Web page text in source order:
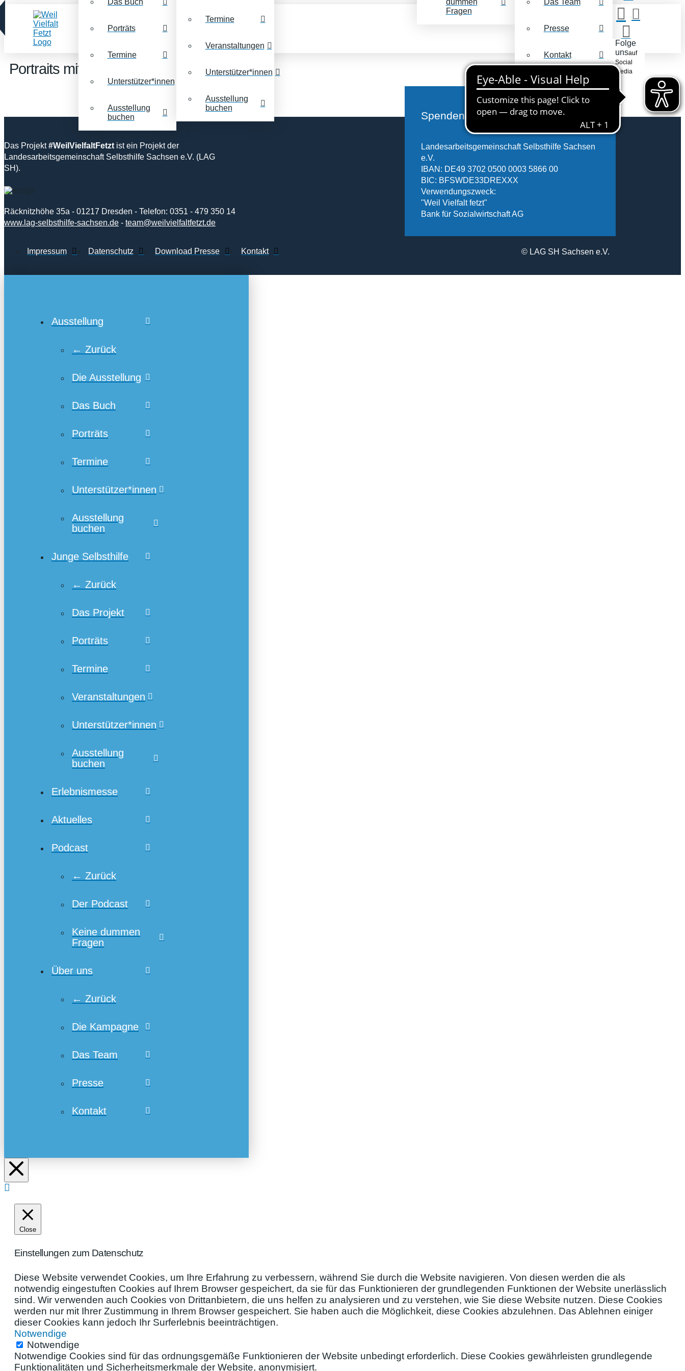
Das Buch
Porträts
Termine
Unterstützer*innen
Ausstellung
buchen
Termine
Veranstaltungen
Unterstützer*innen
Ausstellung
buchen
dummen
Fragen
Das Team
Presse
Kontakt
Folge
unsauf
Social
Media
Portraits mit dem Stichwort: FSJ
Spendenkonto
Landesarbeitsgemeinschaft Selbsthilfe Sachsen
e.V.
IBAN: DE49 3702 0500 0003 5866 00
BIC: BFSWDE33DREXXX
Verwendungszweck:
"Weil Vielfalt fetzt"
Bank für Sozialwirtschaft AG
Das Projekt#WeilVielfaltFetzt ist ein Projekt der
Landesarbeitsgemeinschaft Selbsthilfe Sachsen e.V. (LAG
SH).
Räcknitzhöhe 35a - 01217 Dresden - Telefon: 0351 - 479 350 14
www.lag-selbsthilfe-sachsen.de - team@weilvielfaltfetzt.de
Impressum Datenschutz Download Presse Kontakt © LAG SH Sachsen e.V.
Ausstellung
← Zurück
Die Ausstellung
Das Buch
Porträts
Termine
Unterstützer*innen
Ausstellung
buchen
Junge Selbsthilfe
← Zurück
Das Projekt
Porträts
Termine
Veranstaltungen
Unterstützer*innen
Ausstellung
buchen
Erlebnismesse
Aktuelles
Podcast
← Zurück
Der Podcast
Keine dummen
Fragen
Über uns
← Zurück
Die Kampagne
Das Team
Presse
Kontakt
Close
Einstellungen zum Datenschutz
Diese Website verwendet Cookies, um Ihre Erfahrung zu verbessern, während Sie durch die Website navigieren. Von diesen werden die als
notwendig eingestuften Cookies auf Ihrem Browser gespeichert, da sie für das Funktionieren der grundlegenden Funktionen der Website unerlässlich
sind. Wir verwenden auch Cookies von Drittanbietern, die uns helfen zu analysieren und zu verstehen, wie Sie diese Website nutzen. Diese Cookies
werden nur mit Ihrer Zustimmung in Ihrem Browser gespeichert. Sie haben auch die Möglichkeit, diese Cookies abzulehnen. Das Ablehnen einiger
dieser Cookies kann jedoch Ihr Surferlebnis beeinträchtigen.
Notwendige
Notwendige
Notwendige Cookies sind für das ordnungsgemäße Funktionieren der Website unbedingt erforderlich. Diese Cookies gewährleisten grundlegende
Funktionalitäten und Sicherheitsmerkmale der Website, anonymisiert.